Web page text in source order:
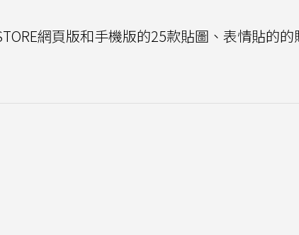
網頁版和手機版的25款貼圖、表情貼的